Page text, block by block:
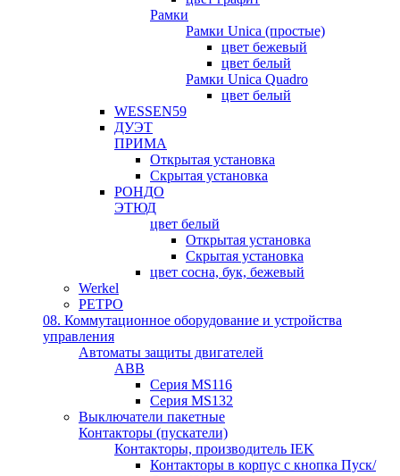
Рамки
Рамки Unica (простые)
цвет бежевый
цвет белый
Рамки Unica Quadro
цвет белый
WESSEN59
ДУЭТ
ПРИМА
Открытая установка
Скрытая установка
РОНДО
ЭТЮД
цвет белый
Открытая установка
Скрытая установка
цвет сосна, бук, бежевый
Werkel
РЕТРО
08. Коммутационное оборудование и устройства
управления
Автоматы защиты двигателей
ABB
Серия MS116
Серия MS132
Выключатели пакетные
Контакторы (пускатели)
Контакторы, производитель IEK
Контакторы в корпус с кнопка Пуск/